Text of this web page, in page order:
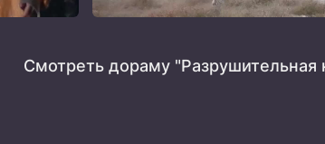
Смотреть дораму "Разрушительная